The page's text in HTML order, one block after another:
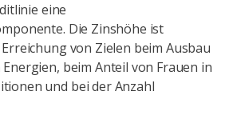
eine
Die Zinshöhe ist
von Zielen beim Ausbau
beim Anteil von Frauen in
und bei der Anzahl